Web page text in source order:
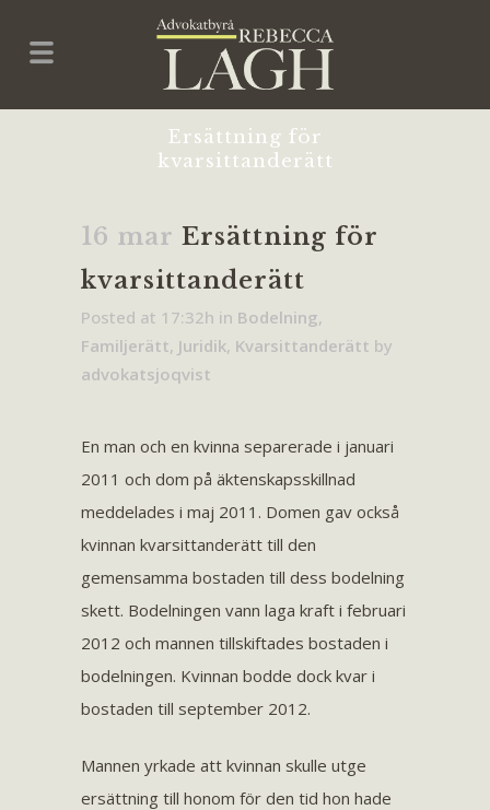
Ersättning för
kvarsittanderätt
16 mar Ersättning för
kvarsittanderätt
Posted at 17:32h in Bodelning,
Familjerätt, Juridik, Kvarsittanderätt by
advokatsjoqvist
En man och en kvinna separerade i januari
2011 och dom på äktenskapsskillnad
meddelades i maj 2011. Domen gav också
kvinnan kvarsittanderätt till den
gemensamma bostaden till dess bodelning
skett. Bodelningen vann laga kraft i februari
2012 och mannen tillskiftades bostaden i
bodelningen. Kvinnan bodde dock kvar i
bostaden till september 2012.
Mannen yrkade att kvinnan skulle utge
ersättning till honom för den tid hon hade